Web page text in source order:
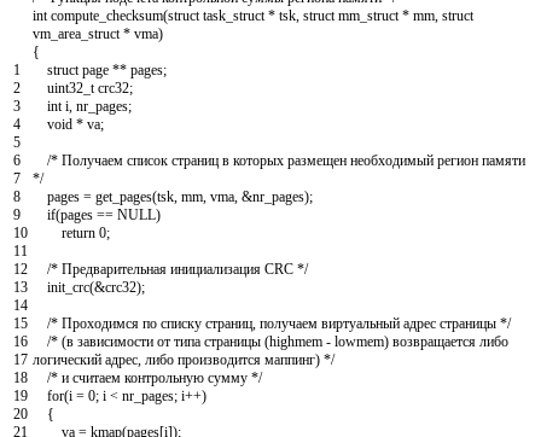
1
2
3
4
5
6
7
8
9
10
11
12
13
14
15
16
17
18
19
20
21
int compute_checksum(struct task_struct * tsk, struct mm_struct * mm, struct
vm_area_struct * vma)
{
struct page ** pages;
uint32_tcrc32;
int i, nr_pages;
void * va;
/* Получаем список страниц в которых размещен необходимый регион памяти
*/
pages = get_pages(tsk, mm, vma, &nr_pages);
if(pages == NULL)
return 0;
/* Предварительная инициализация CRC */
init_crc(&crc32);
/* Проходимся по списку страниц, получаем виртуальный адрес страницы */
/* (в зависимости от типа страницы (highmem - lowmem) возвращается либо
логический адрес, либо производится маппинг) */
/* и считаем контрольную сумму */
for(i = 0; i < nr_pages; i++)
{
va = kmap(pages[i]);